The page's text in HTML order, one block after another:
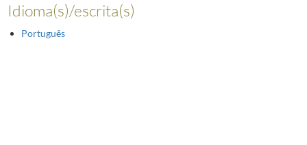
Idioma(s)/escrita(s)
Português